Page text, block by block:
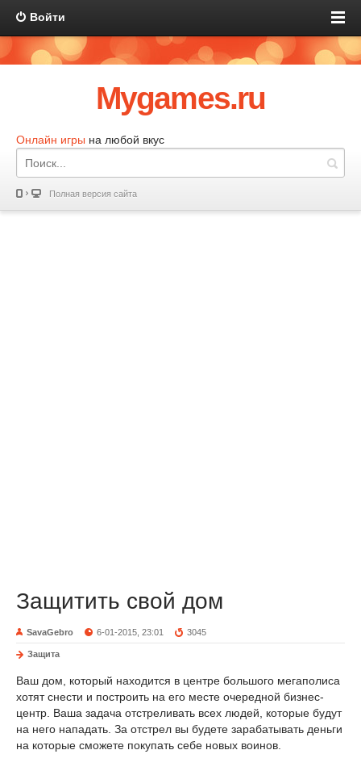
Войти
Mygames.ru
Онлайн игры на любой вкус
Полная версия сайта
Защитить свой дом
SavaGebro 6-01-2015, 23:01 3045
Защита
Ваш дом, который находится в центре большого мегаполиса
хотят снести и построить на его месте очередной бизнес-
центр. Ваша задача отстреливать всех людей, которые будут
на него нападать. За отстрел вы будете зарабатывать деньги
на которые сможете покупать себе новых воинов.